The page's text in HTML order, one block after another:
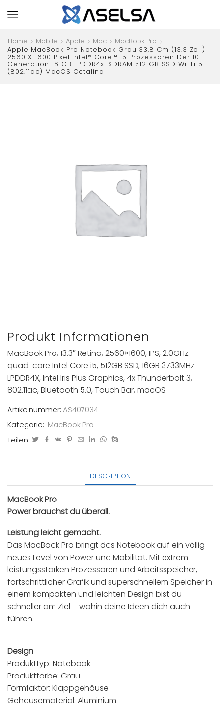
Home Mobile Apple Mac
MacBook Pro
Apple MacBook Pro Notebook Grau 33,8 Cm (13.3 Zoll)
2560 X 1600 Pixel Intel® Core™ I5 Prozessoren Der 10.
Generation 16 GB LPDDR4x-SDRAM 512 GB SSD Wi-Fi 5
(802.11ac) MacOS Catalina
Produkt Informationen
MacBook Pro, 13.3″ Retina, 2560×1600, IPS, 2.0GHz
quad-core Intel Core i5, 512GB SSD, 16GB 3733MHz
LPDDR4X, Intel Iris Plus Graphics, 4x Thunderbolt 3,
802.11ac, Bluetooth 5.0, Touch Bar, macOS
Artikelnummer:AS407034
Kategorie: MacBook Pro
Teilen:
DESCRIPTION
MacBook Pro
Power brauchst du überall.
Leistung leicht gemacht.
Das MacBook Pro bringt das Notebook auf ein völlig
neues Level von Power und Mobilität. Mit extrem
leistungs­starken Prozessoren und Arbeits­speicher,
fortschrittlicher Grafik und super­schnellem Speicher in
einem kompakten und leichten Design bist du
schneller am Ziel – wohin deine Ideen dich auch
führen.
Design
Produkttyp: Notebook
Produktfarbe: Grau
Formfaktor: Klappgehäuse
Gehäusematerial: Aluminium